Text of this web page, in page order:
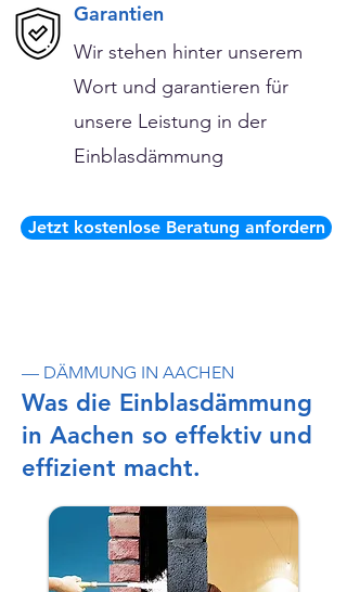
Garantien
Wir stehen hinter unserem
Wort und garantieren für
unsere Leistung in der
Einblasdämmung
Jetzt kostenlose Beratung anfordern
— DÄMMUNG IN AACHEN
Was die Einblasdämmung
in Aachen so effektiv und
effizient macht.